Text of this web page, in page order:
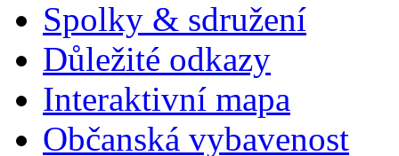
Spolky & sdružení
Důležité odkazy
Interaktivní mapa
Občanská vybavenost